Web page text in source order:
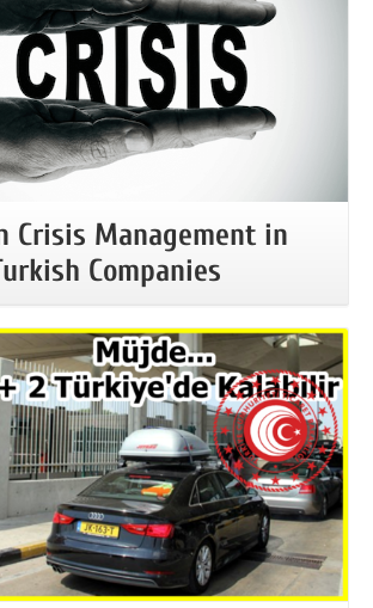
Crisis Management in
Companies
More Information